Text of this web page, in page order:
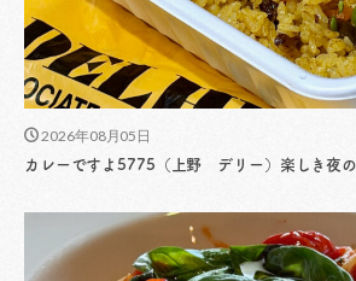
2026年08月05日
カレーですよ5775（上野 デリー）楽しき夜の